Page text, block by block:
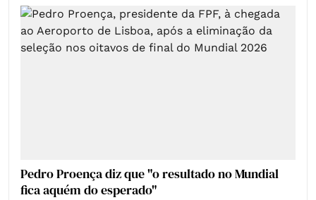
Pedro Proença diz que "o resultado no Mundial
fica aquém do esperado"